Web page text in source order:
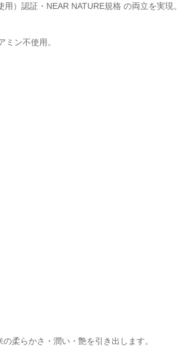
）認証・NEAR NATURE規格 の両立を実現。
ン不使用。
柔らかさ・潤い・艶を引き出します。